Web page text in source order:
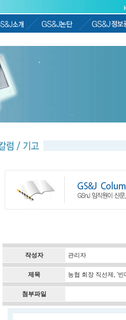
작성자 관리자
제목 농협 회장 직선제, '
첨부파일